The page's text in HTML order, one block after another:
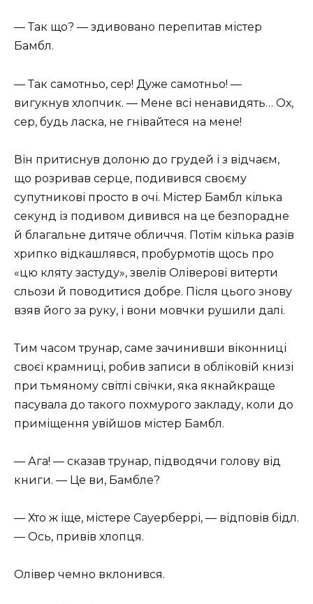
— Так що? — здивовано перепитав містер
Бамбл.
— Так самотньо, сер! Дуже самотньо! —
вигукнув хлопчик. — Мене всі ненавидять… Ох,
сер, будь ласка, не гнівайтеся на мене!
Він притиснув долоню до грудей і з відчаєм,
що розривав серце, подивився своєму
супутникові просто в очі. Містер Бамбл кілька
секунд із подивом дивився на це безпорадне
й благальне дитяче обличчя. Потім кілька разів
хрипко відкашлявся, пробурмотів щось про
«цю кляту застуду», звелів Оліверові витерти
сльози й поводитися добре. Після цього знову
взяв його за руку, і вони мовчки рушили далі.
Тим часом трунар, саме зачинивши віконниці
своєї крамниці, робив записи в обліковій книзі
при тьмяному світлі свічки, яка якнайкраще
пасувала до такого похмурого закладу, коли до
приміщення увійшов містер Бамбл.
— Ага! — сказав трунар, підводячи голову від
книги. — Це ви, Бамбле?
— Хто ж іще, містере Сауерберрі, — відповів бідл.
— Ось, привів хлопця.
Олівер чемно вклонився.